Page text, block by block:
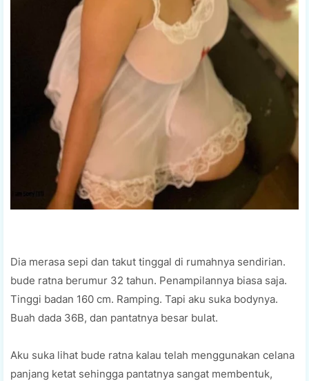
Dia merasa sepi dan takut tinggal di rumahnya sendirian.
bude ratna berumur 32 tahun. Penampilannya biasa saja.
Tinggi badan 160 cm. Ramping. Tapi aku suka bodynya.
Buah dada 36B, dan pantatnya besar bulat.
Aku suka lihat bude ratna kalau telah menggunakan celana
panjang ketat sehingga pantatnya sangat membentuk,